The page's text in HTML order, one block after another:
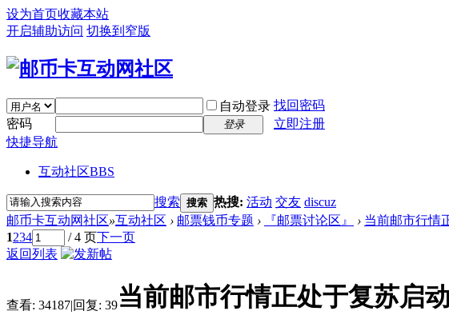
设为首页收藏本站
开启辅助访问 切换到窄版
自动登录 找回密码
密码
登录
立即注册
快捷导航
互动社区BBS
搜索 搜索 热搜: 活动 交友 discuz
邮币卡互动网社区»互动社区 › 邮票钱币专题 › 『邮票讨论区』 › 当前邮市行情
1234 / 4 页下一页
返回列表
查看: 34187|回复: 39当前邮市行情正处于复苏启